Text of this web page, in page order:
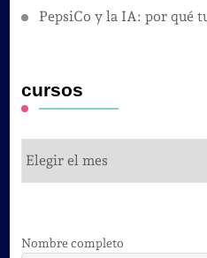
PepsiCo y la IA: por qué
cursos
Nombre completo